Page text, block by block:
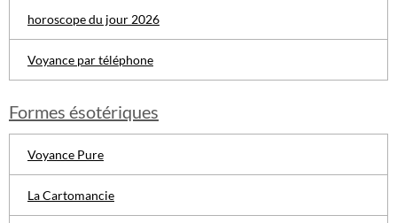
horoscope du jour 2026
Voyance par téléphone
Formes ésotériques
Voyance Pure
La Cartomancie